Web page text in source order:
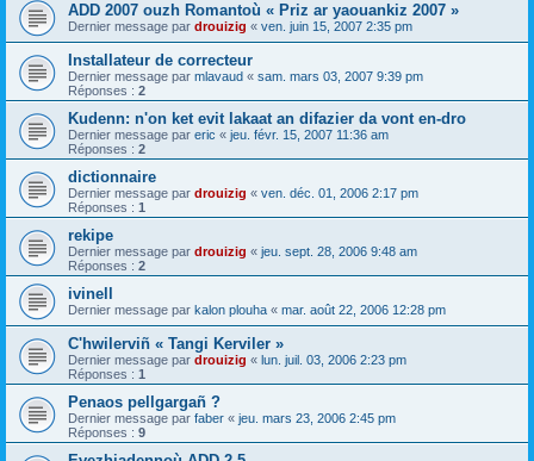
ADD 2007 ouzh Romantoù « Priz ar yaouankiz 2007 »
Dernier message par drouizig « ven. juin 15, 2007 2:35 pm
Installateur de correcteur
Dernier message par mlavaud « sam. mars 03, 2007 9:39 pm
Réponses : 2
Kudenn: n'on ket evit lakaat an difazier da vont en-dro
Dernier message par eric « jeu. févr. 15, 2007 11:36 am
Réponses : 2
dictionnaire
Dernier message par drouizig « ven. déc. 01, 2006 2:17 pm
Réponses : 1
rekipe
Dernier message par drouizig « jeu. sept. 28, 2006 9:48 am
Réponses : 2
ivinell
Dernier message par kalon plouha « mar. août 22, 2006 12:28 pm
C'hwilerviñ « Tangi Kerviler »
Dernier message par drouizig « lun. juil. 03, 2006 2:23 pm
Réponses : 1
Penaos pellgargañ ?
Dernier message par faber « jeu. mars 23, 2006 2:45 pm
Réponses : 9